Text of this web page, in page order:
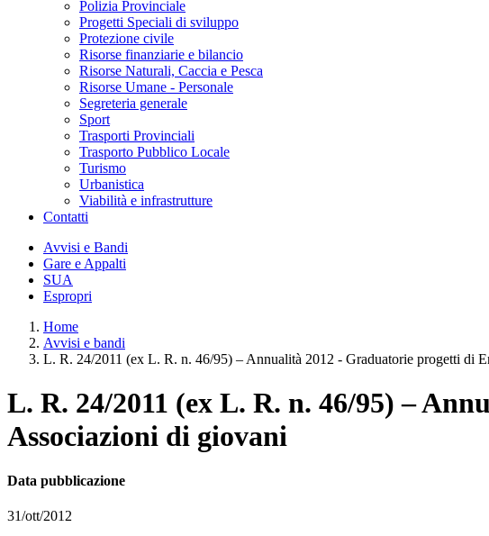
Polizia Provinciale
Progetti Speciali di sviluppo
Protezione civile
Risorse finanziarie e bilancio
Risorse Naturali, Caccia e Pesca
Risorse Umane - Personale
Segreteria generale
Sport
Trasporti Provinciali
Trasporto Pubblico Locale
Turismo
Urbanistica
Viabilità e infrastrutture
Contatti
Avvisi e Bandi
Gare e Appalti
SUA
Espropri
Home
Avvisi e bandi
L. R. 24/2011 (ex L. R. n. 46/95) – Annualità 2012 - Graduatorie progetti di
L. R. 24/2011 (ex L. R. n. 46/95) –
Associazioni di giovani
Data pubblicazione
31/ott/2012